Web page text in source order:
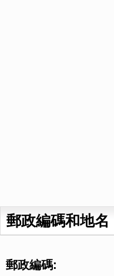
郵政編碼和地名
郵政編碼: